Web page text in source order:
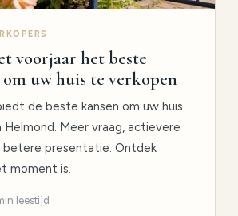
voorjaar het beste
uw huis te verkopen
de beste kansen om uw huis
Helmond. Meer vraag, actievere
betere presentatie. Ontdek
moment is.
leestijd